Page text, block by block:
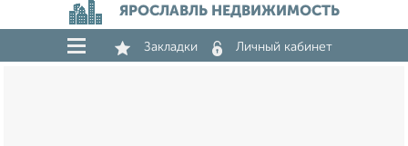
ЯРОСЛАВЛЬ НЕДВИЖИМОСТЬ
Закладки Личный кабинет